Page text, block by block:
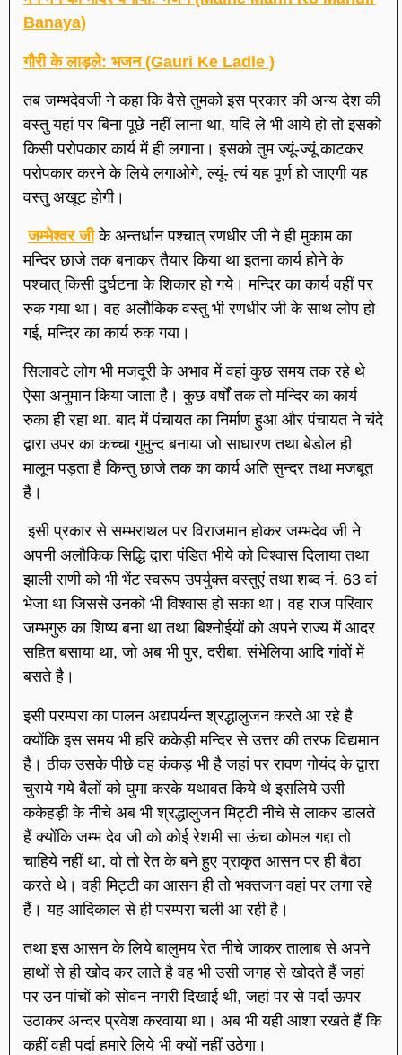
Banaya)
गौरी के लाड़ले: भजन (Gauri Ke Ladle )
तब जम्भदेवजी ने कहा कि वैसे तुमको इस प्रकार की अन्य देश की
वस्तु यहां पर बिना पूछे नहीं लाना था, यदि ले भी आये हो तो इसको
किसी परोपकार कार्य में ही लगाना। इसको तुम ज्यूं-ज्यूं काटकर
परोपकार करने के लिये लगाओगे, ल्यूं- त्यं यह पूर्ण हो जाएगी यह
वस्तु अखूट होगी।
जम्भेश्वर जीके अन्तर्धान पश्चात् रणधीर जी ने ही मुकाम का
मन्दिर छाजे तक बनाकर तैयार किया था इतना कार्य होने के
पश्चात् किसी दुर्घटना के शिकार हो गये। मन्दिर का कार्य वहीं पर
रुक गया था। वह अलौकिक वस्तु भी रणधीर जी के साथ लोप हो
गई, मन्दिर का कार्य रुक गया।
सिलावटे लोग भी मजदूरी के अभाव में वहां कुछ समय तक रहे थे
ऐसा अनुमान किया जाता है। कुछ वर्षों तक तो मन्दिर का कार्य
रुका ही रहा था. बाद में पंचायत का निर्माण हुआ और पंचायत ने चंदे
द्वारा उपर का कच्चा गुमुन्द बनाया जो साधारण तथा बेडोल ही
मालूम पड़ता है किन्तु छाजे तक का कार्य अति सुन्दर तथा मजबूत
है।
इसी प्रकार से सम्भराथल पर विराजमान होकर जम्भदेव जी ने
अपनी अलौकिक सिद्धि द्वारा पंडित भीये को विश्वास दिलाया तथा
झाली राणी को भी भेंट स्वरूप उपर्युक्त वस्तुएं तथा शब्द नं. 63 वां
भेजा था जिससे उनको भी विश्वास हो सका था। वह राज परिवार
जम्भगुरु का शिष्य बना था तथा बिश्नोईयों को अपने राज्य में आदर
सहित बसाया था, जो अब भी पुर, दरीबा, संभेलिया आदि गांवों में
बसते है।
इसी परम्परा का पालन अद्यपर्यन्त श्रद्धालुजन करते आ रहे है
क्योंकि इस समय भी हरि ककेड़ी मन्दिर से उत्तर की तरफ विद्यमान
है। ठीक उसके पीछे वह कंकड़ भी है जहां पर रावण गोयंद के द्वारा
चुराये गये बैलों को घुमा करके यथावत किये थे इसलिये उसी
ककेहड़ी के नीचे अब भी श्रद्धालुजन मिट्टी नीचे से लाकर डालते
हैं क्योंकि जम्भ देव जी को कोई रेशमी सा ऊंचा कोमल गद्दा तो
चाहिये नहीं था, वो तो रेत के बने हुए प्राकृत आसन पर ही बैठा
करते थे। वही मिट्टी का आसन ही तो भक्तजन वहां पर लगा रहे
हैं। यह आदिकाल से ही परम्परा चली आ रही है।
तथा इस आसन के लिये बालुमय रेत नीचे जाकर तालाब से अपने
हाथों से ही खोद कर लाते है वह भी उसी जगह से खोदते हैं जहां
पर उन पांचों को सोवन नगरी दिखाई थी, जहां पर से पर्दा ऊपर
उठाकर अन्दर प्रवेश करवाया था। अब भी यही आशा रखते हैं कि
कहीं वही पर्दा हमारे लिये भी क्यों नहीं उठेगा।